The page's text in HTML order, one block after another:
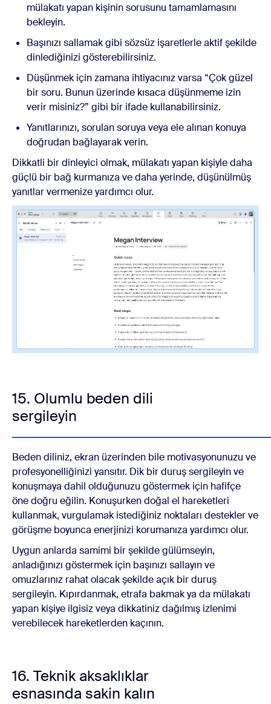
mülakatı yapan kişinin sorusunu tamamlamasını
bekleyin.
Başınızı sallamak gibi sözsüz işaretlerle aktif şekilde
dinlediğinizi gösterebilirsiniz.
Düşünmek için zamana ihtiyacınız varsa “Çok güzel
bir soru. Bunun üzerinde kısaca düşünmeme izin
verir misiniz?” gibi bir ifade kullanabilirsiniz.
Yanıtlarınızı, sorulan soruya veya ele alınan konuya
doğrudan bağlayarak verin.
Dikkatli bir dinleyici olmak, mülakatı yapan kişiyle daha
güçlü bir bağ kurmanıza ve daha yerinde, düşünülmüş
yanıtlar vermenize yardımcı olur.
15. Olumlu beden dili
sergileyin
Beden diliniz, ekran üzerinden bile motivasyonunuzu ve
profesyonelliğinizi yansıtır. Dik bir duruş sergileyin ve
konuşmaya dahil olduğunuzu göstermek için hafifçe
öne doğru eğilin. Konuşurken doğal el hareketleri
kullanmak, vurgulamak istediğiniz noktaları destekler ve
görüşme boyunca enerjinizi korumanıza yardımcı olur.
Uygun anlarda samimi bir şekilde gülümseyin,
anladığınızı göstermek için başınızı sallayın ve
omuzlarınız rahat olacak şekilde açık bir duruş
sergileyin. Kıpırdanmak, etrafa bakmak ya da mülakatı
yapan kişiye ilgisiz veya dikkatiniz dağılmış izlenimi
verebilecek hareketlerden kaçının.
16. Teknik aksaklıklar
esnasında sakin kalın